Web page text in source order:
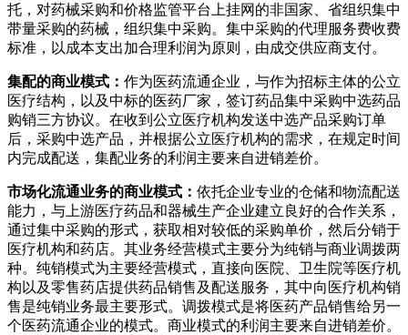
托，对药械采购和价格监管平台上挂网的非国家、省组织集中
带量采购的药械，组织集中采购。集中采购的代理服务费收费
标准，以成本支出加合理利润为原则，由成交供应商支付。
集配的商业模式： 作为医药流通企业，与作为招标主体的公立
医疗结构，以及中标的医药厂家，签订药品集中采购中选药品
购销三方协议。在收到公立医疗机构发送中选产品采购订单
后，采购中选产品，并根据公立医疗机构的需求，在规定时间
内完成配送，集配业务的利润主要来自进销差价。
市场化流通业务的商业模式： 依托企业专业的仓储和物流配送
能力，与上游医疗药品和器械生产企业建立良好的合作关系，
通过集中采购的形式，获取相对较低的采购单价，然后分销于
医疗机构和药店。其业务经营模式主要分为纯销与商业调拨两
种。纯销模式为主要经营模式，直接向医院、卫生院等医疗机
构以及零售药店提供药品销售及配送服务，其中向医疗机构销
售是纯销业务最主要形式。调拨模式是将医药产品销售给另一
个医药流通企业的模式。商业模式的利润主要来自进销差价。